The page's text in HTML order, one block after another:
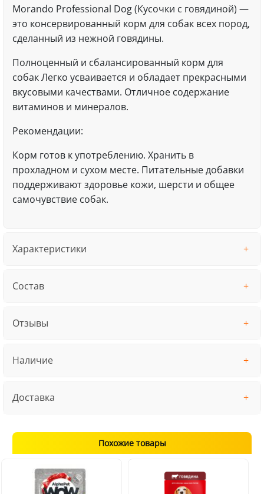
Morando Professional Dog (Кусочки с говядиной) —
это консервированный корм для собак всех пород,
сделанный из нежной говядины.
Полноценный и сбалансированный корм для
собак Легко усваивается и обладает прекрасными
вкусовыми качествами. Отличное содержание
витаминов и минералов.
Рекомендации:
Корм готов к употреблению. Хранить в
прохладном и сухом месте. Питательные добавки
поддерживают здоровье кожи, шерсти и общее
самочувствие собак.
Характеристики
Состав
Отзывы
Наличие
Доставка
Похожие товары